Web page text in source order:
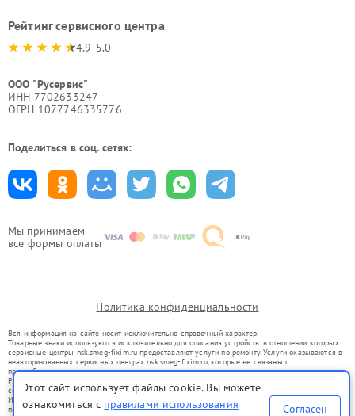
Мы принимаем
все формы оплаты
Рейтинг сервисного центра
4.9-5.0
ООО "Русервис"
ИНН 7702633247
ОГРН 1077746335776
Поделиться в соц. сетях:
Политика конфиденциальности
Вся информация на сайте носит исключительно справочный характер.
Товарные знаки используются исключительно для описания устройств, в отношении которых
сервисные центры nsk.smeg-fixim.ru предоставляют услуги по ремонту. Услуги оказываются в
неавторизованных сервисных центрах nsk.smeg-fixim.ru, которые не связаны с
правообладателями товарных знаков или их официальными представителями.
Ремонт осуществляется для устройств, уже введенных в гражданский оборот в соответствии
со статьей 1487 ГК РФ.
Использование товарных знаков не преследует цели индивидуализации услуг или введения
потребителей в заблуждение, а служит для информирования о предоставляемых услугах по
Этот сайт использует файлы cookie. Вы можете
ознакомиться с правилами использования
Согласен